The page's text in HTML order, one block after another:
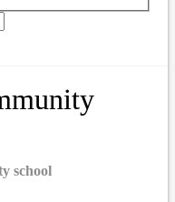
school